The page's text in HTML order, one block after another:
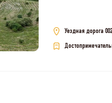
Уездная дорога